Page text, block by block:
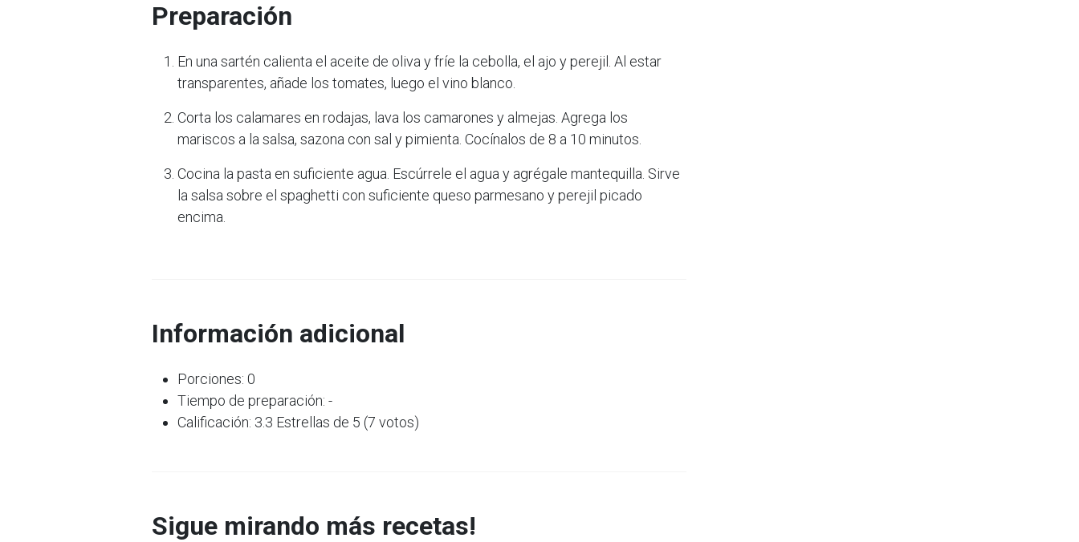
Preparación
En una sartén calienta el aceite de oliva y fríe la cebolla, el ajo y perejil. Al estar
transparentes, añade los tomates, luego el vino blanco.
Corta los calamares en rodajas, lava los camarones y almejas. Agrega los
mariscos a la salsa, sazona con sal y pimienta. Cocínalos de 8 a 10 minutos.
Cocina la pasta en suficiente agua. Escúrrele el agua y agrégale mantequilla. Sirve
la salsa sobre el spaghetti con suficiente queso parmesano y perejil picado
encima.
Información adicional
Porciones: 0
Tiempo de preparación: -
Calificación: 3.3 Estrellas de 5 (7 votos)
Sigue mirando más recetas!